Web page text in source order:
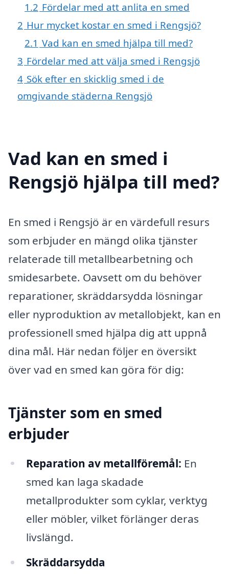
1.2 Fördelar med att anlita en smed
2 Hur mycket kostar en smed i Rengsjö?
2.1 Vad kan en smed hjälpa till med?
3 Fördelar med att välja smed i Rengsjö
4 Sök efter en skicklig smed i de
omgivande städerna Rengsjö
Vad kan en smed i
Rengsjö hjälpa till med?
En smed i Rengsjö är en värdefull resurs
som erbjuder en mängd olika tjänster
relaterade till metallbearbetning och
smidesarbete. Oavsett om du behöver
reparationer, skräddarsydda lösningar
eller nyproduktion av metallobjekt, kan en
professionell smed hjälpa dig att uppnå
dina mål. Här nedan följer en översikt
över vad en smed kan göra för dig:
Tjänster som en smed
erbjuder
Reparation av metallföremål: En
smed kan laga skadade
metallprodukter som cyklar, verktyg
eller möbler, vilket förlänger deras
livslängd.
Skräddarsydda